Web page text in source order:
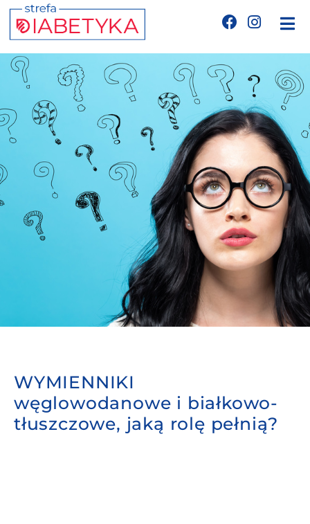
Edukacja
Telemedycyna
CGM
Glukometry
Niezbędnik cukrzyka
Wyznania diabetyka
WYMIENNIKI
węglowodanowe i białkowo-
tłuszczowe, jaką rolę pełnią?